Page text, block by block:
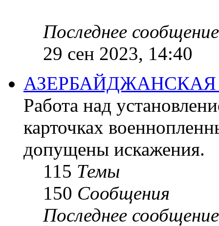
Последнее сообщение
29 сен 2023, 14:40
Работа над
карточках
допущены искажения.
115 Темы
150 Сообщения
Последнее сообщение